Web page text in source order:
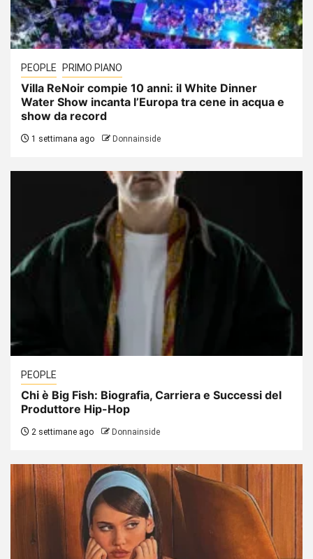
PEOPLE PRIMO PIANO
Villa ReNoir compie 10 anni: il White Dinner
Water Show incanta l’Europa tra cene in acqua e
show da record
1 settimana ago Donnainside
PEOPLE
Chi è Big Fish: Biografia, Carriera e Successi del
Produttore Hip-Hop
2 settimane ago Donnainside